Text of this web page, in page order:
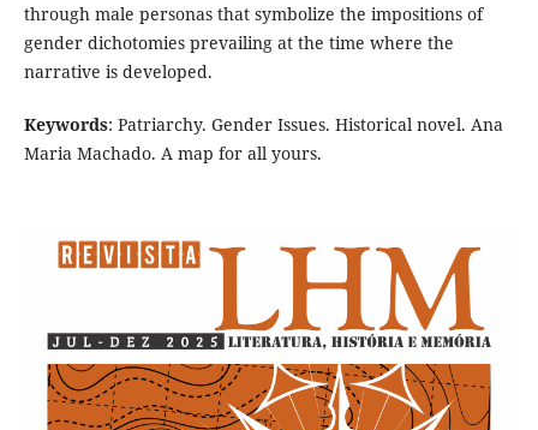
through male personas that symbolize the impositions of
gender dichotomies prevailing at the time where the
narrative is developed.
Keywords: Patriarchy. Gender Issues. Historical novel. Ana
Maria Machado. A map for all yours.